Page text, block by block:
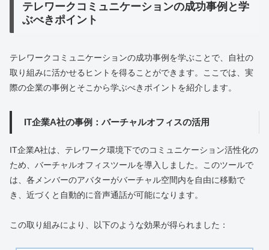
テレワークコミュニケーションの成功事例と学
ぶべきポイント
テレワークコミュニケーションの成功事例を学ぶことで、自社の
取り組みに活かせるヒントを得ることができます。ここでは、実
際の企業の事例とそこから学ぶべきポイントを紹介します。
IT企業A社の事例：バーチャルオフィスの活用
IT企業A社は、テレワーク環境下でのコミュニケーション活性化の
ため、バーチャルオフィスツールを導入しました。このツールで
は、各メンバーのアバターがバーチャル空間内を自由に移動で
き、近づくと自動的に音声通話が可能になります。
この取り組みにより、以下のような効果が得られました：